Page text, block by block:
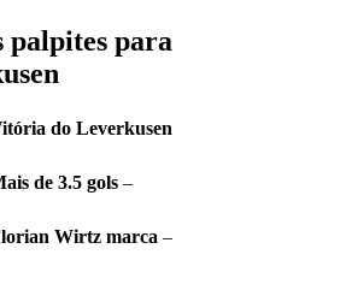
palpites para
do Leverkusen
de 3.5 gols –
Wirtz marca –